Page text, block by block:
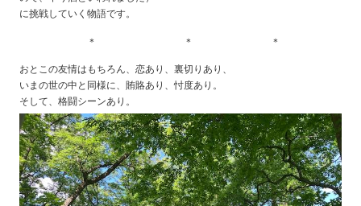
に挑戦していく物語です。
＊ ＊ ＊
おとこの友情はもちろん、恋あり、裏切りあり、
いまの世の中と同様に、賄賂あり、忖度あり。
そして、格闘シーンあり。